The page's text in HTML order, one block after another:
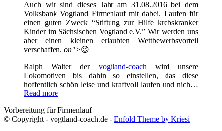
Auch wir sind dieses Jahr am 31.08.2016 bei dem
Volksbank Vogtland Firmenlauf mit dabei. Laufen für
einen guten Zweck “Stiftung zur Hilfe krebskranker
Kinder im Sächsischen Vogtland e.V.” Wir werden uns
aber einen kleinen erlaubten Wettbewerbsvorteil
verschaffen. on">😉
Ralph Walter der vogtland-coach wird unsere
Lokomotiven bis dahin so einstellen, das diese
hoffentlich schön leise und kraftvoll laufen und nich…
Read more
Vorbereitung für Firmenlauf
© Copyright - vogtland-coach.de - Enfold Theme by Kriesi